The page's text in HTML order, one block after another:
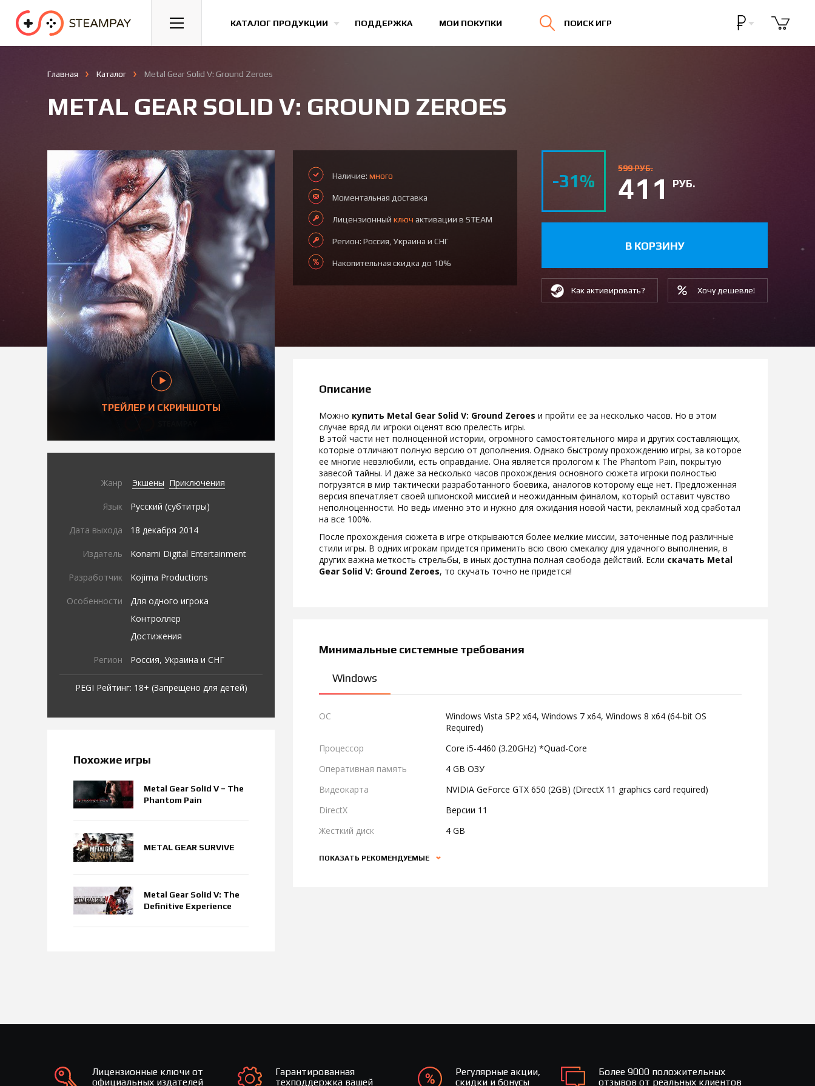
КАТАЛОГ ПРОДУКЦИИ ПОДДЕРЖКА МОИ ПОКУПКИ ПОИСК ИГР
Спорт Гонки Казуальные Все игры
Главная Каталог Metal Gear Solid V: Ground Zeroes
METAL GEAR SOLID V: GROUND ZEROES
ТРЕЙЛЕР И СКРИНШОТЫ
Жанр Экшены Приключения
Язык Русский (субтитры)
Дата выхода 18 декабря 2014
Издатель Konami Digital Entertainment
Разработчик Kojima Productions
Особенности
Для одного игрока
Контроллер
Достижения
Регион Россия, Украина и СНГ
PEGI Рейтинг: 18+ (Запрещено для детей)
Похожие игры
Metal Gear Solid V – The
Phantom Pain
METAL GEAR SURVIVE
Metal Gear Solid V: The
Definitive Experience
Наличие: много
Моментальная доставка
Лицензионный ключ активации в STEAM
Регион: Россия, Украина и СНГ
Накопительная скидка до 10%
-31%
599 РУБ.
411РУБ.
В КОРЗИНУ
Как активировать? Хочу дешевле!
Описание
Можно купить Metal Gear Solid V: Ground Zeroes и пройти ее за несколько часов. Но в этом
случае вряд ли игроки оценят всю прелесть игры.
В этой части нет полноценной истории, огромного самостоятельного мира и других составляющих,
которые отличают полную версию от дополнения. Однако быстрому прохождению игры, за которое
ее многие невзлюбили, есть оправдание. Она является прологом к The Phantom Pain, покрытую
завесой тайны. И даже за несколько часов прохождения основного сюжета игроки полностью
погрузятся в мир тактически разработанного боевика, аналогов которому еще нет. Предложенная
версия впечатляет своей шпионской миссией и неожиданным финалом, который оставит чувство
неполноценности. Но ведь именно это и нужно для ожидания новой части, рекламный ход сработал
на все 100%.
После прохождения сюжета в игре открываются более мелкие миссии, заточенные под различные
стили игры. В одних игрокам придется применить всю свою смекалку для удачного выполнения, в
других важна меткость стрельбы, в иных доступна полная свобода действий. Если скачать Metal
Gear Solid V: Ground Zeroes, то скучать точно не придется!
Минимальные системные требования
Windows
ОС
Windows Vista SP2 x64, Windows 7 x64, Windows 8 x64 (64-bit OS
Required)
Процессор
Core i5-4460 (3.20GHz) *Quad-Core
Оперативная память
4 GB ОЗУ
Видеокарта
NVIDIA GeForce GTX 650 (2GB) (DirectX 11 graphics card required)
DirectX
Версии 11
Жесткий диск
4 GB
ПОКАЗАТЬ РЕКОМЕНДУЕМЫЕ
Лицензионные ключи от
официальных издателей
Гарантированная
техподдержка вашей
Регулярные акции,
скидки и бонусы
Более 9000 положительных
отзывов от реальных клиентов